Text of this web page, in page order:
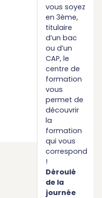
vous soyez
en 3ème,
titulaire
d’un bac
ou d’un
CAP, le
centre de
formation
vous
permet de
découvrir
la
formation
qui vous
correspond
!
Déroulé
de la
journée